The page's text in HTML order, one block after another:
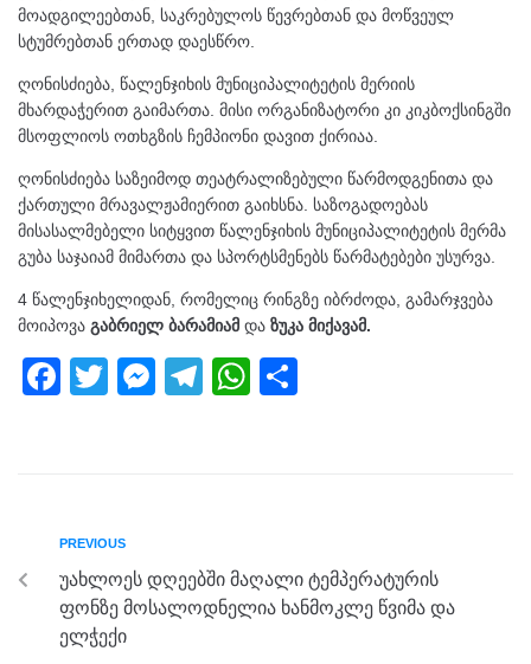
მოადგილეებთან, საკრებულოს წევრებთან და მოწვეულ
სტუმრებთან ერთად დაესწრო.
ღონისძიება, წალენჯიხის მუნიციპალიტეტის მერიის
მხარდაჭერით გაიმართა. მისი ორგანიზატორი კი კიკბოქსინგში
მსოფლიოს ოთხგზის ჩემპიონი დავით ქირიაა.
ღონისძიება საზეიმოდ თეატრალიზებული წარმოდგენითა და
ქართული მრავალჟამიერით გაიხსნა. საზოგადოებას
მისასალმებელი სიტყვით წალენჯიხის მუნიციპალიტეტის მერმა
გუბა საჯაიამ მიმართა და სპორტსმენებს წარმატებები უსურვა.
4 წალენჯიხელიდან, რომელიც რინგზე იბრძოდა, გამარჯვება
მოიპოვა გაბრიელ ბარამიამ და ზუკა მიქავამ.
F
b
o
o
k
T
M
g
er
T
m
W
p
p
PREVIOUS
უახლოეს დღეებში მაღალი ტემპერატურის
ფონზე მოსალოდნელია ხანმოკლე წვიმა და
ელჭექი